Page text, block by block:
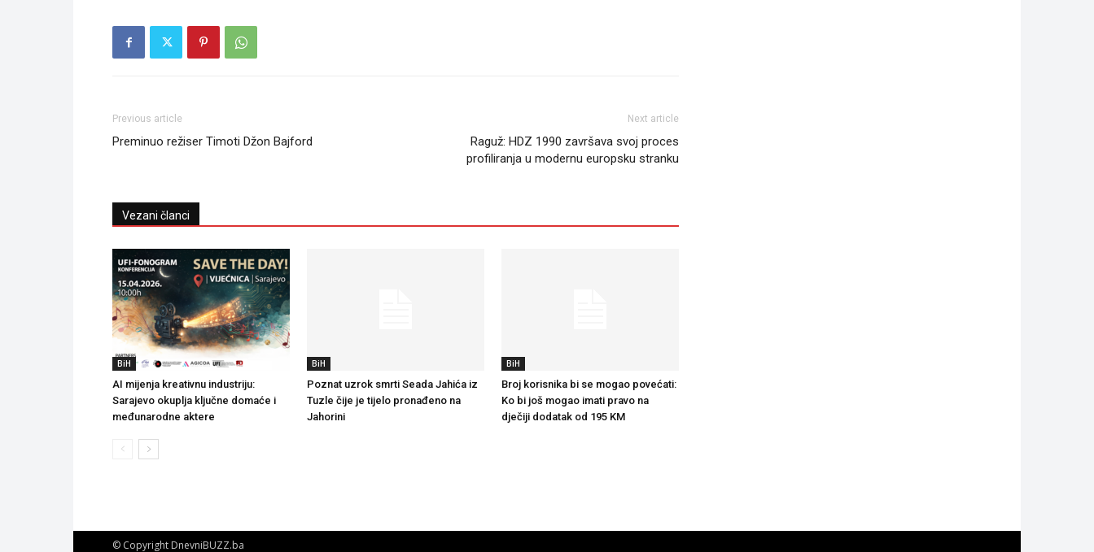
Previous article
Preminuo režiser Timoti Džon Bajford
Next article
Raguž: HDZ 1990 završava svoj proces
profiliranja u modernu europsku stranku
Vezani članci
BiH
AI mijenja kreativnu industriju:
Sarajevo okuplja ključne domaće i
međunarodne aktere
BiH
Poznat uzrok smrti Seada Jahića iz
Tuzle čije je tijelo pronađeno na
Jahorini
BiH
Broj korisnika bi se mogao povećati:
Ko bi još mogao imati pravo na
dječiji dodatak od 195 KM
© Copyright DnevniBUZZ.ba